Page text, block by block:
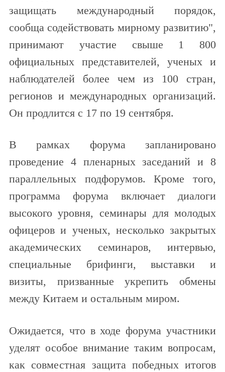
защищать международный порядок,
сообща содействовать мирному развитию",
принимают участие свыше 1 800
официальных представителей, ученых и
наблюдателей более чем из 100 стран,
регионов и международных организаций.
Он продлится с 17 по 19 сентября.
В рамках форума запланировано
проведение 4 пленарных заседаний и 8
параллельных подфорумов. Кроме того,
программа форума включает диалоги
высокого уровня, семинары для молодых
офицеров и ученых, несколько закрытых
академических семинаров, интервью,
специальные брифинги, выставки и
визиты, призванные укрепить обмены
между Китаем и остальным миром.
Ожидается, что в ходе форума участники
уделят особое внимание таким вопросам,
как совместная защита победных итогов